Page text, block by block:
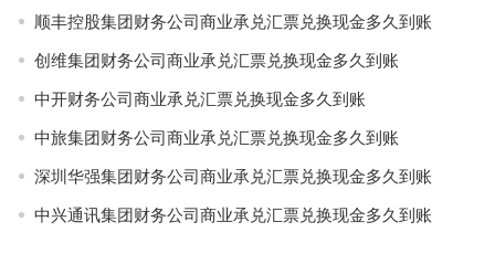
顺丰控股集团财务公司商业承兑汇票兑换现金多久到账
创维集团财务公司商业承兑汇票兑换现金多久到账
中开财务公司商业承兑汇票兑换现金多久到账
中旅集团财务公司商业承兑汇票兑换现金多久到账
深圳华强集团财务公司商业承兑汇票兑换现金多久到账
中兴通讯集团财务公司商业承兑汇票兑换现金多久到账